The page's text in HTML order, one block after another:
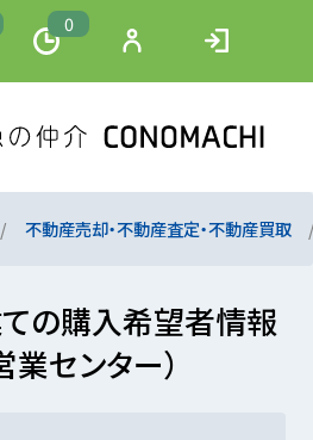
0
不動産売却・不動産査定・不動産買取
の購入希望者情報
業センター）